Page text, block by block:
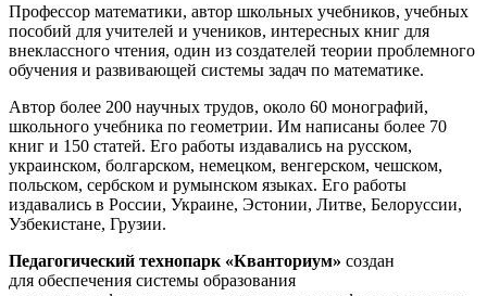
Профессор математики, автор школьных учебников, учебных
пособий для учителей и учеников, интересных книг для
внеклассного чтения, один из создателей теории проблемного
обучения и развивающей системы задач по математике.
Автор более 200 научных трудов, около 60 монографий,
школьного учебника по геометрии. Им написаны более 70
книг и 150 статей. Его работы издавались на русском,
украинском, болгарском, немецком, венгерском, чешском,
польском, сербском и румынском языках. Его работы
издавались в России, Украине, Эстонии, Литве, Белоруссии,
Узбекистане, Грузии.
Педагогический технопарк «Кванториум» создан
для обеспечения системы образования